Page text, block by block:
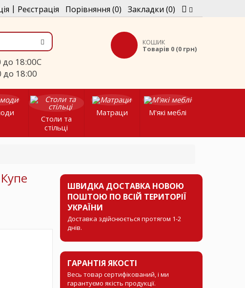
| Реєстрація Порівняння (0) Закладки (0)
C
до 18:00
КОШИК
Товарів 0 (0 грн)
Столи та
стільці
Матраци М'які меблі
ШВИДКА ДОСТАВКА НОВОЮ
ПОШТОЮ ПО ВСІЙ ТЕРИТОРІЇ
УКРАЇНИ
Доставка здійснюється протягом 1-2
днів.
ГАРАНТІЯ ЯКОСТІ
Весь товар сертифікований, і ми
гарантуємо якість продукції.